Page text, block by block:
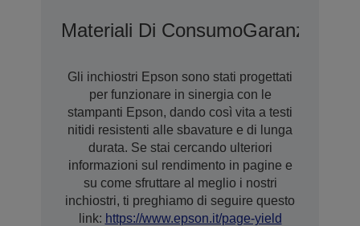
Materiali Di ConsumoGaranzia
Gli inchiostri Epson sono stati progettati
per funzionare in sinergia con le
stampanti Epson, dando così vita a testi
nitidi resistenti alle sbavature e di lunga
durata. Se stai cercando ulteriori
informazioni sul rendimento in pagine e
su come sfruttare al meglio i nostri
inchiostri, ti preghiamo di seguire questo
link: https://www.epson.it/page-yield